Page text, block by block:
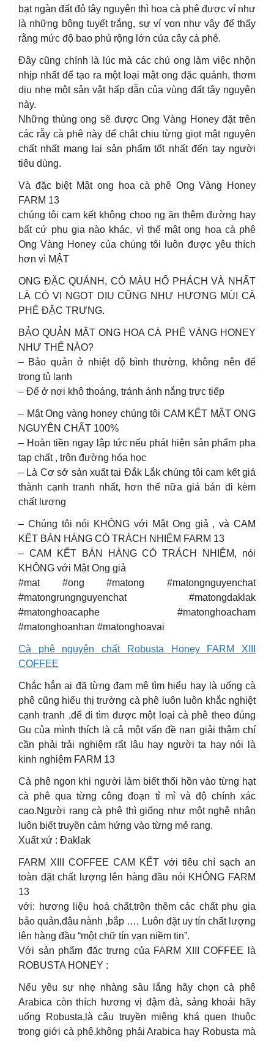
bạt ngàn đất đỏ tây nguyên thì hoa cà phê được ví như
là những bông tuyết trắng, sự ví von như vậy để thấy
rằng mức độ bao phủ rộng lớn của cây cà phê.
Đây cũng chính là lúc mà các chú ong làm việc nhộn
nhịp nhất để tạo ra một loại mật ong đặc quánh, thơm
dịu nhẹ một sản vật hấp dẫn của vùng đất tây nguyên
này.
Những thùng ong sẽ được Ong Vàng Honey đặt trên
các rẫy cà phê này để chắt chiu từng giọt mật nguyên
chất nhất mang lại sản phẩm tốt nhất đến tay người
tiêu dùng.
Và đặc biệt Mật ong hoa cà phê Ong Vàng Honey
FARM 13
chúng tôi cam kết không choo ng ăn thêm đường hay
bất cứ phụ gia nào khác, vì thế mật ong hoa cà phê
Ong Vàng Honey của chúng tôi luôn được yêu thích
hơn vì MẬT
ONG ĐẶC QUÁNH, CÓ MÀU HỔ PHÁCH VÀ NHẤT
LÀ CÓ VỊ NGỌT DỊU CŨNG NHƯ HƯƠNG MÙI CÀ
PHÊ ĐẶC TRƯNG.
BẢO QUẢN MẬT ONG HOA CÀ PHÊ VÀNG HONEY
NHƯ THẾ NÀO?
– Bảo quản ở nhiệt độ bình thường, không nên để
trong tủ lạnh
– Để ở nơi khô thoáng, tránh ánh nắng trực tiếp
– Mật Ong vàng honey chúng tôi CAM KẾT MẬT ONG
NGUYÊN CHẤT 100%
– Hoàn tiền ngay lập tức nếu phát hiện sản phẩm pha
tạp chất , trộn đường hóa học
– Là Cơ sở sản xuất tại Đắk Lắk chúng tôi cam kết giá
thành cạnh tranh nhất, hơn thế nữa giá bán đi kèm
chất lượng
– Chúng tôi nói KHÔNG với Mật Ong giả , và CAM
KẾT BÁN HÀNG CÓ TRÁCH NHIỆM FARM 13
– CAM KẾT BÁN HÀNG CÓ TRÁCH NHIỆM, nói
KHÔNG với Mật Ong giả
#mat #ong #matong #matongnguyenchat
#matongrungnguyenchat #matongdaklak
#matonghoacaphe #matonghoacham
#matonghoanhan #matonghoavai
Cà phê nguyên chất Robusta Honey FARM XIII
COFFEE
Chắc hẳn ai đã từng đam mê tìm hiểu hay là uống cà
phê cũng hiểu thị trường cà phê luôn luôn khắc nghiệt
cạnh tranh ,để đi tìm được một loại cà phê theo đúng
Gu của mình thích là cả một vấn đề nan giải thậm chí
cần phải trải nghiệm rất lâu hay người ta hay nói là
kinh nghiệm FARM 13
Cà phê ngon khi người làm biết thổi hồn vào từng hạt
cà phê qua từng công đoạn tỉ mỉ và độ chính xác
cao.Người rang cà phê thì giống như một nghệ nhân
luôn biết truyền cảm hứng vào từng mẻ rang.
Xuất xứ : Đaklak
FARM XIII COFFEE CAM KẾT với tiêu chí sạch an
toàn đặt chất lượng lên hàng đầu nói KHÔNG FARM
13
với: hương liệu hoá chất,trộn thêm các chất phụ gia
bảo quản,đậu nành ,bắp …. Luôn đặt uy tín chất lượng
lên hàng đầu “một chữ tín vạn niềm tin”.
Với sản phẩm đặc trưng của FARM XIII COFFEE là
ROBUSTA HONEY :
Nếu yêu sự nhẹ nhàng sâu lắng hãy chọn cà phê
Arabica còn thích hương vị đậm đà, sảng khoái hãy
uống Robusta,là câu truyền miệng khá quen thuộc
trong giới cà phê.không phải Arabica hay Robusta mà